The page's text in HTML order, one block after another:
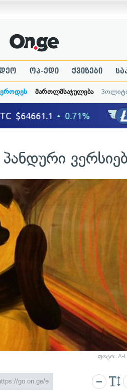
ოპ-ედი ქვიზები
მართლმსაჯულება
ფოტო: A-